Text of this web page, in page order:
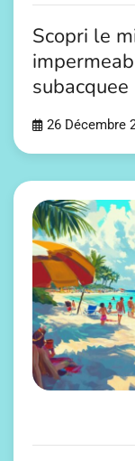
Scopri le
subacquee
26 Décembre